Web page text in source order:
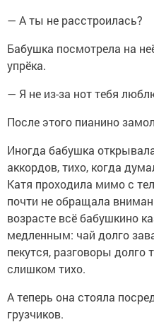
— А ты не расстроилась?
Бабушка посмотрела на
упрёка.
— Я не из-за нот тебя
После этого пианино
Иногда бабушка
аккордов, тихо, когда
Катя проходила мимо с
почти не обращала
возрасте всё бабушкино
медленным: чай долго
пекутся, разговоры долго
слишком тихо.
А теперь она стояла
грузчиков.